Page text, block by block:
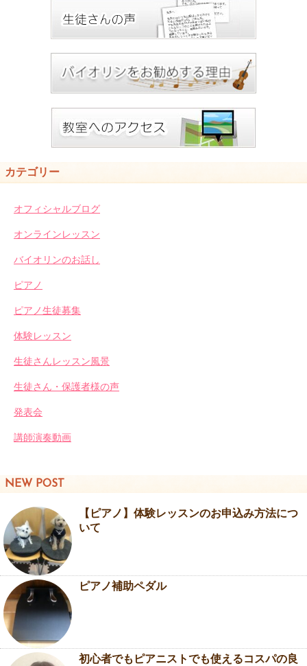
カテゴリー
オフィシャルブログ
オンラインレッスン
バイオリンのお話し
ピアノ
ピアノ生徒募集
体験レッスン
生徒さんレッスン風景
生徒さん・保護者様の声
発表会
講師演奏動画
NEW POST
【ピアノ】体験レッスンのお申込み方法につ
いて
ピアノ補助ペダル
初心者でもピアニストでも使えるコスパの良